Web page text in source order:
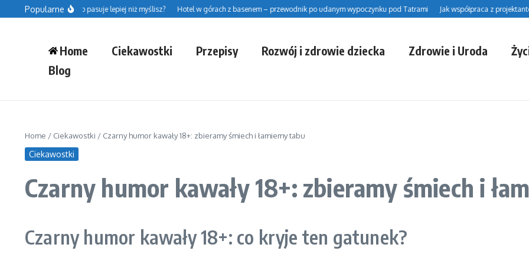
Przejdź do treści
Popularne
do jeansów — co pasuje lepiej niż myślisz? Hotel w górach z basenem – przewodnik po udanym wypoczynku pod Tatrami Jak współpraca z projektantem
Home Ciekawostki Przepisy Rozwój i zdrowie dziecka Zdrowie i Uroda
Blog
Home / Ciekawostki / Czarny humor kawały 18+: zbieramy śmiech i łamiemy tabu
Ciekawostki
Czarny humor kawały 18+: zbieramy śmiech i
Czarny humor kawały 18+: co kryje ten gatunek?